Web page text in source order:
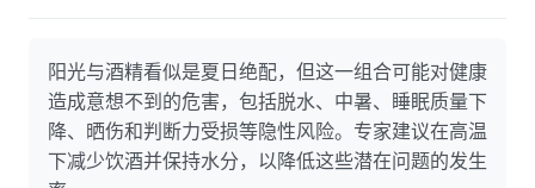
阳光与酒精看似是夏日绝配，但这一组合可能对健康
造成意想不到的危害，包括脱水、中暑、睡眠质量下
降、晒伤和判断力受损等隐性风险。专家建议在高温
下减少饮酒并保持水分，以降低这些潜在问题的发生